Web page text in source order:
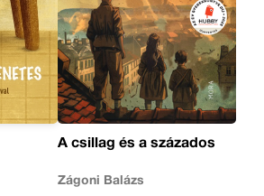
A csillag és a százados
Zágoni Balázs